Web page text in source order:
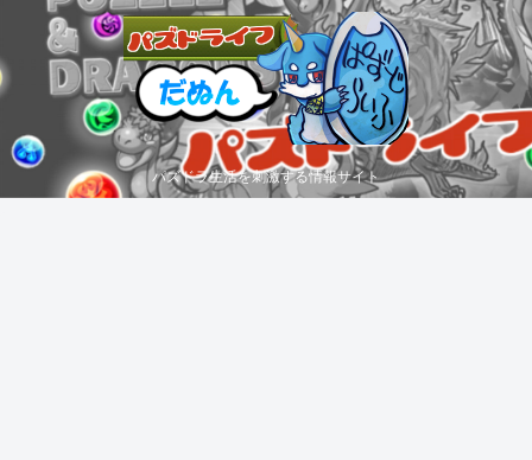
パズドラ生活を刺激する情報サイト